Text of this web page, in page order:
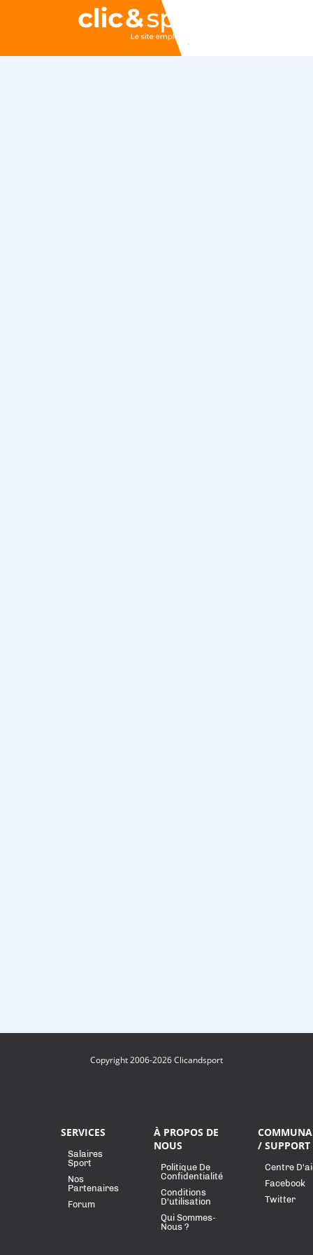
Copyright 2006-2026 Clicandsport
SERVICES
Salaires
Sport
Nos
Partenaires
Forum
À PROPOS DE
NOUS
Politique De
Confidentialité
Conditions
D'utilisation
Qui Sommes-
Nous ?
/ SUPPORT
Centre
Facebook
Twitter